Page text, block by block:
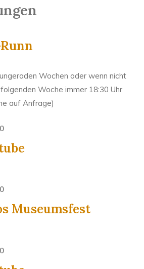
Wochen oder wenn nicht
Woche immer 18:30 Uhr
auf Anfrage)
Museumsfest